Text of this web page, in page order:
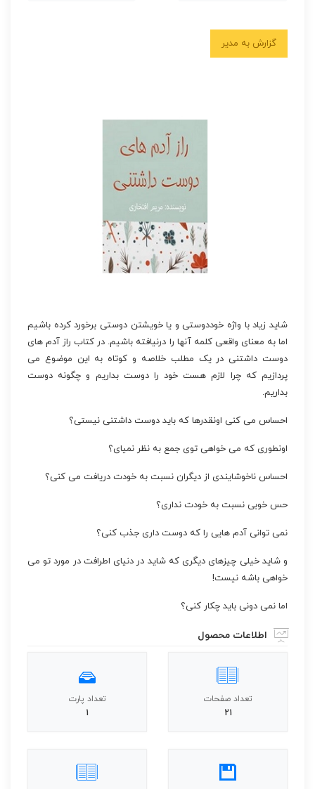
گزارش به مدیر
شاید زیاد با واژه خوددوستی و یا خویشتن دوستی برخورد کرده باشیم
اما به معنای واقعی کلمه آنها را درنیافته باشیم. در کتاب راز آدم های
دوست داشتنی در یک مطلب خلاصه و کوتاه به این موضوع می
پردازیم که چرا لازم هست خود را دوست بداریم و چگونه دوست
بداریم.
احساس می کنی اونقدرها که باید دوست داشتنی نیستی؟
اونطوری که می خواهی توی جمع به نظر نمیای؟
احساس ناخوشایندی از دیگران نسبت به خودت دریافت می کنی؟
حس خوبی نسبت به خودت نداری؟
نمی توانی آدم هایی را که دوست داری جذب کنی؟
و شاید خیلی چیزهای دیگری که شاید در دنیای اطرافت در مورد تو می
خواهی باشه نیست!
اما نمی دونی باید چکار کنی؟
اطلاعات محصول
تعداد صفحات
21
تعداد پارت
1